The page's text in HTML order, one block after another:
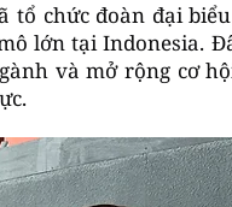
tổ chức đoàn đại
lớn tại Indonesia.
và mở rộng cơ